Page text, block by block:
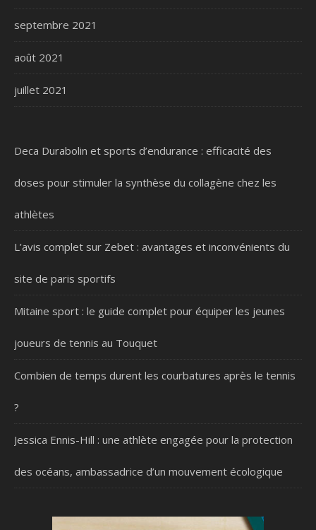
septembre 2021
août 2021
juillet 2021
Deca Durabolin et sports d’endurance : efficacité des
doses pour stimuler la synthèse du collagène chez les
athlètes
L’avis complet sur Zebet : avantages et inconvénients du
site de paris sportifs
Mitaine sport : le guide complet pour équiper les jeunes
joueurs de tennis au Touquet
Combien de temps durent les courbatures après le tennis
?
Jessica Ennis-Hill : une athlète engagée pour la protection
des océans, ambassadrice d’un mouvement écologique